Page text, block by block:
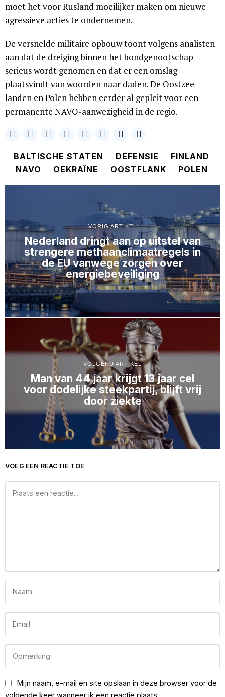
moet het voor Rusland moeilijker maken om nieuwe
agressieve acties te ondernemen.
De versnelde militaire opbouw toont volgens analisten
aan dat de dreiging binnen het bondgenootschap
serieus wordt genomen en dat er een omslag
plaatsvindt van woorden naar daden. De Oostzee-
landen en Polen hebben eerder al gepleit voor een
permanente NAVO-aanwezigheid in de regio.
BALTISCHE STATEN DEFENSIE
FINLAND
NAVO
OEKRAÏNE OOSTFLANK POLEN
VORIG ARTIKEL
Nederland dringt aan op uitstel van
strengere methaanclimaatregels in
de EU vanwege zorgen over
energiebeveiliging
VOLGEND ARTIKEL
Man van 44 jaar krijgt 13 jaar cel
voor dodelijke steekpartij, blijft vrij
door ziekte
VOEG EEN REACTIE TOE
Mijn naam, e-mail en site opslaan in deze browser voor de